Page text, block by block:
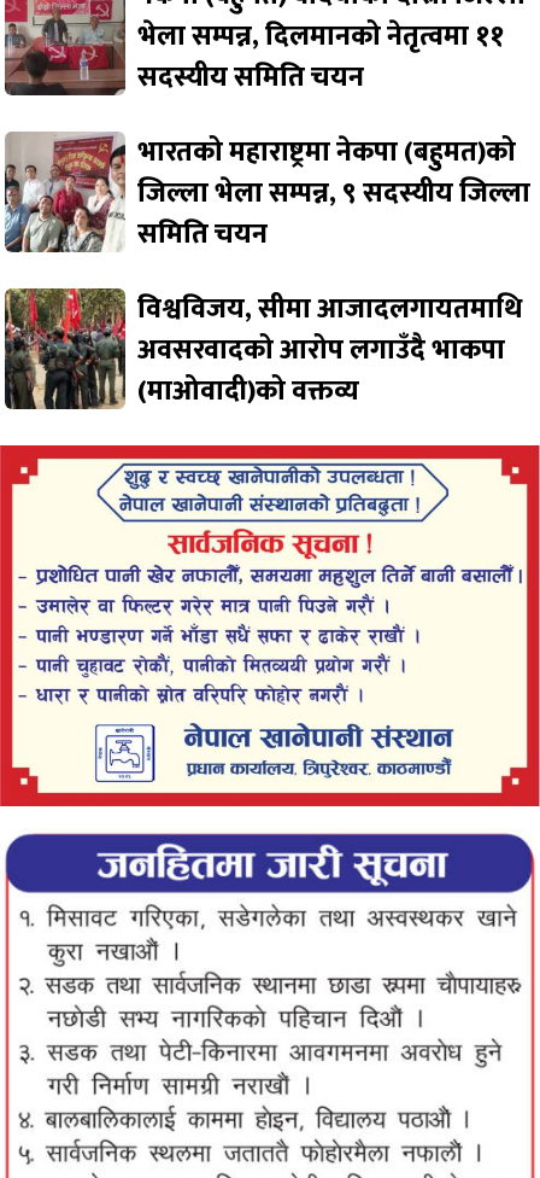
भेला सम्पन्न, दिलमानको नेतृत्वमा ११
सदस्यीय समिति चयन
भारतको महाराष्ट्रमा नेकपा (बहुमत)को
जिल्ला भेला सम्पन्न, ९ सदस्यीय जिल्ला
समिति चयन
विश्वविजय, सीमा आजादलगायतमाथि
अवसरवादको आरोप लगाउँदै भाकपा
(माओवादी)को वक्तव्य